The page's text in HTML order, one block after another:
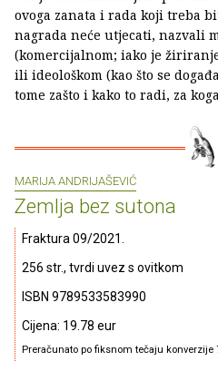
ovoga zanata i rada koji treba
nagrada neće utjecati, nazvali
(komercijalnom; iako je
ili ideološkom (kao što se
tome zašto i kako to radi, za
MARIJA ANDRIJAŠEVIĆ
Zemlja bez sutona
Fraktura 09/2021.
256 str., tvrdi uvez s ovitkom
ISBN 9789533583990
Cijena: 19.78 eur
Preračunato po fiksnom tečaju konverzije